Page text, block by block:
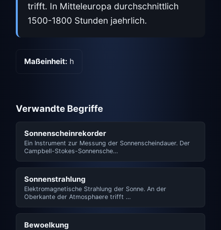
trifft. In Mitteleuropa durchschnittlich
1500-1800 Stunden jaehrlich.
Maßeinheit: h
Verwandte Begriffe
Sonnenscheinrekorder
Ein Instrument zur Messung der Sonnenscheindauer. Der
Campbell-Stokes-Sonnensche…
Sonnenstrahlung
Elektromagnetische Strahlung der Sonne. An der
Oberkante der Atmosphaere trifft …
Bewoelkung